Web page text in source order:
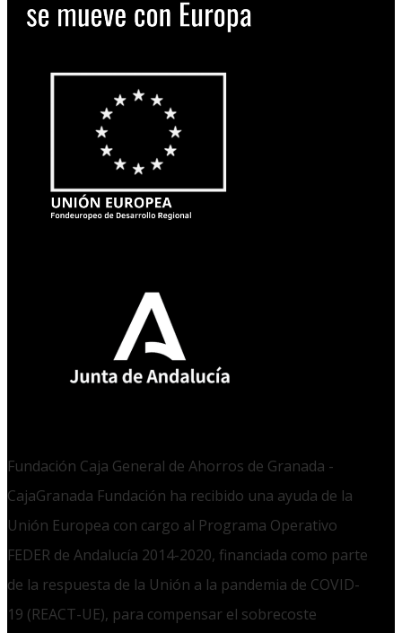
Fundación Caja General de Ahorros de Granada -
CajaGranada Fundación ha recibido una ayuda de la
Unión Europea con cargo al Programa Operativo
FEDER de Andalucía 2014-2020, financiada como parte
de la respuesta de la Unión a la pandemia de COVID-
19 (REACT-UE), para compensar el sobrecoste